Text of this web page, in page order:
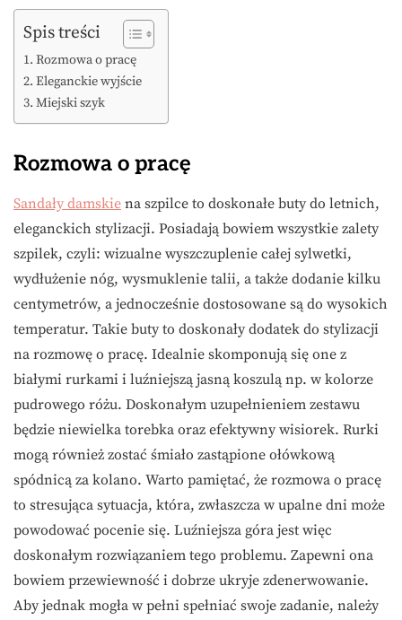
Spis treści
Rozmowa o pracę
Eleganckie wyjście
Miejski szyk
Rozmowa o pracę
Sandały damskie na szpilce to doskonałe buty do letnich,
eleganckich stylizacji. Posiadają bowiem wszystkie zalety
szpilek, czyli: wizualne wyszczuplenie całej sylwetki,
wydłużenie nóg, wysmuklenie talii, a także dodanie kilku
centymetrów, a jednocześnie dostosowane są do wysokich
temperatur. Takie buty to doskonały dodatek do stylizacji
na rozmowę o pracę. Idealnie skomponują się one z
białymi rurkami i luźniejszą jasną koszulą np. w kolorze
pudrowego różu. Doskonałym uzupełnieniem zestawu
będzie niewielka torebka oraz efektywny wisiorek. Rurki
mogą również zostać śmiało zastąpione ołówkową
spódnicą za kolano. Warto pamiętać, że rozmowa o pracę
to stresująca sytuacja, która, zwłaszcza w upalne dni może
powodować pocenie się. Luźniejsza góra jest więc
doskonałym rozwiązaniem tego problemu. Zapewni ona
bowiem przewiewność i dobrze ukryje zdenerwowanie.
Aby jednak mogła w pełni spełniać swoje zadanie, należy